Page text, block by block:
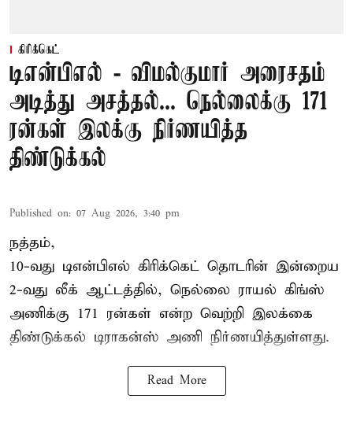
கிரிக்கெட்
டிஎன்பிஎல் - விமல்குமார் அரைசதம்
அடித்து அசத்தல்... நெல்லைக்கு 171
ரன்கள் இலக்கு நிர்ணயித்த
திண்டுக்கல்
Published on: 07 Aug 2026, 3:40 pm
நத்தம்,
10-வது டிஎன்பிஎல் கிரிக்கெட் தொடரின் இன்றைய
2-வது லீக் ஆட்டத்தில், நெல்லை ராயல் கிங்ஸ்
அணிக்கு 171 ரன்கள் என்ற வெற்றி இலக்கை
திண்டுக்கல் டிராகன்ஸ் அணி நிர்ணயித்துள்ளது.
Read More